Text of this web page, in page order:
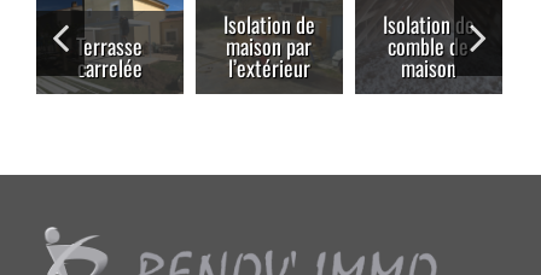
Terrasse
carrelée
Isolation de
maison par
l’extérieur
Isolation de
comble de
maison